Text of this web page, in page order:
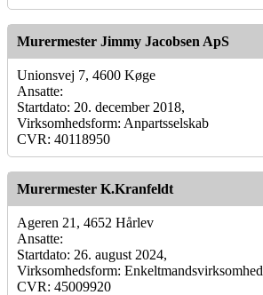
Murermester Jimmy Jacobsen ApS
Unionsvej 7, 4600 Køge
Ansatte:
Startdato: 20. december 2018,
Virksomhedsform: Anpartsselskab
CVR: 40118950
Murermester K.Kranfeldt
Ageren 21, 4652 Hårlev
Ansatte:
Startdato: 26. august 2024,
Virksomhedsform: Enkeltmandsvirksomhed
CVR: 45009920